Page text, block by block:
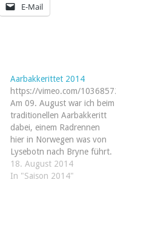
E-Mail
Aarbakkerittet 2014
https://vimeo.com/103685729
Am 09. August war ich beim
traditionellen Aarbakkeritt
dabei, einem Radrennen
hier in Norwegen was von
Lysebotn nach Bryne führt.
Etwas über 140 km und
2000 hm. Das tolle daran:
18. August 2014
In "Saison 2014"